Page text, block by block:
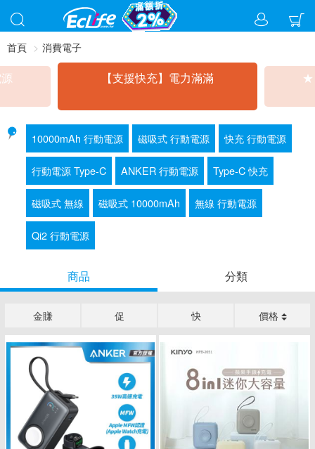
首頁 消費電子
【支援快充】電力滿滿 ★
10000mAh 行動電源 磁吸式 行動電源 快充 行動電源
行動電源 Type-C ANKER 行動電源 Type-C 快充
磁吸式 無線 磁吸式 10000mAh 無線 行動電源
Qi2 行動電源
商品 分類
金賺 促 快 價格